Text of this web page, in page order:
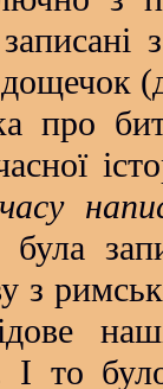
про
з
І то